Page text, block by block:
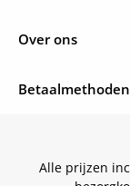
Over ons
Betaalmethoden
Alle prijzen